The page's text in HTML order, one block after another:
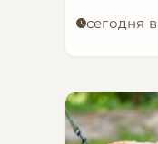
сегодня в